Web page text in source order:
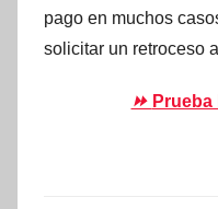
pago en muchos
solicitar un retroceso
⏩ Prueba